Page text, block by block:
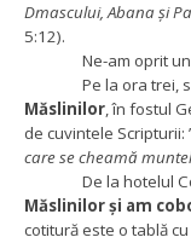
Dmascului, Abana și
5:12).
Ne-am oprit
Pe la ora trei,
Măslinilor, în fostul
de cuvintele Scripturii:
care se cheamă
De la hotelul
Măslinilor și am
cotitură este o tablă